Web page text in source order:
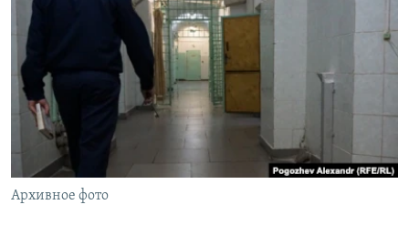
СИБИРЬ.РЕАЛИИ
РАСПИСАНИЕ ВЕЩАНИЯ
ПОДПИШИТЕСЬ НА РАССЫЛКУ
СОЦИАЛЬНЫЕ СЕТИ
Архивное фото